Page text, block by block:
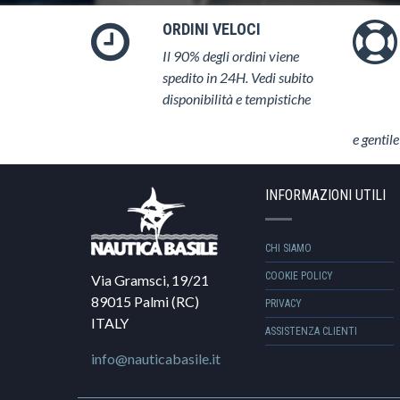
ORDINI VELOCI
Il 90% degli ordini viene
spedito in 24H. Vedi subito
disponibilità e tempistiche
e
Via Gramsci, 19/21
89015 Palmi (RC)
ITALY
info@nauticabasile.it
INFORMAZIONI UTILI
CHI SIAMO
COOKIE POLICY
PRIVACY
ASSISTENZA CLIENTI